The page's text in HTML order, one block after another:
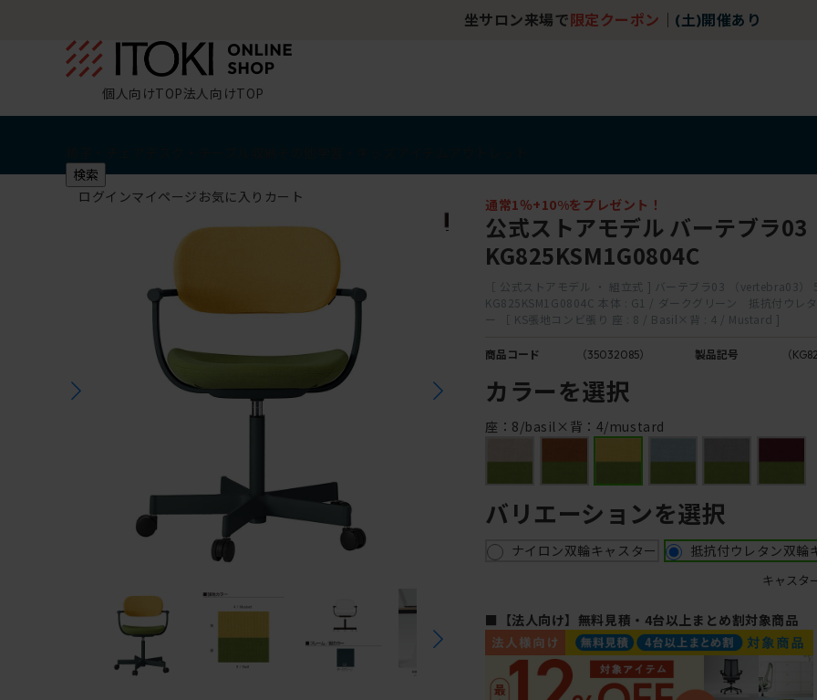
坐サロン来場で 限定クーポン (土)開催あり
個人向けTOP法人向けTOP
検索
ログインマイページ お気に入り カート 通常1％+10%をプレゼント！
公式ストアモデル バーテブラ03
KG825KSM1G0804C
［ 公式ストアモデル ・ 組立式 ] バーテブラ03 （vertebra03）
KG825KSM1G0804C 本体 : G1 / ダークグリーン 抵抗付ウレ
ー ［ KS張地コンビ張り 座 : 8 / Basil×背 : 4 / Mustard ]
商品コード （35032085） 製品記号 （
カラーを選択
座：8/basil×背：4/mustard
バリエーションを選択
ナイロン双輪キャスター 抵抗付ウレタン双輪
キャスタ
■【法人向け】無料見積・4台以上まとめ割対象商品